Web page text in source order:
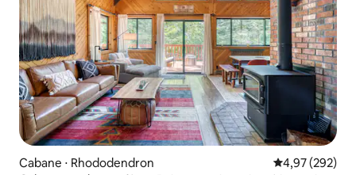
Cabane ⋅ Rhododendron Évaluation
4,97 (292)